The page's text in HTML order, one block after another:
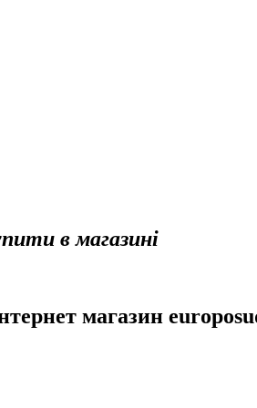
в магазині
магазин